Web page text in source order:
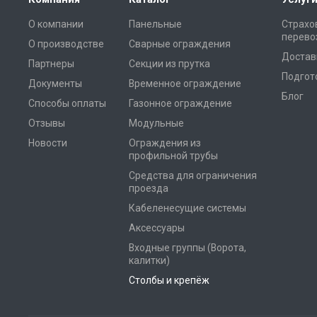
О компании
О производстве
Партнеры
Документы
Способы оплаты
Отзывы
Новости
Панельные
Сварные ограждения
Секции из прутка
Временное ограждение
Газонное ограждение
Модульные
Ограждения из
профильной трубы
Средства для ограничения
проезда
Кабеленесущие системы
Аксессуары
Входные группы (Ворота,
калитки)
Столбы и крепёж
Блог